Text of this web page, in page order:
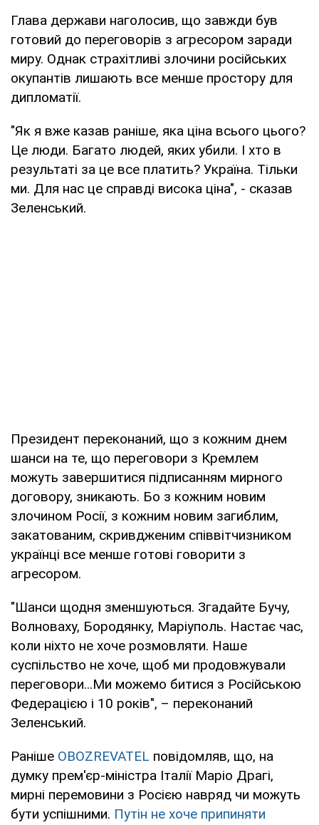
Глава держави наголосив, що завжди був
готовий до переговорів з агресором заради
миру. Однак страхітливі злочини російських
окупантів лишають все менше простору для
дипломатії.
"Як я вже казав раніше, яка ціна всього цього?
Це люди. Багато людей, яких убили. І хто в
результаті за це все платить? Україна. Тільки
ми. Для нас це справді висока ціна", - сказав
Зеленський.
Президент переконаний, що з кожним днем
шанси на те, що переговори з Кремлем
можуть завершитися підписанням мирного
договору, зникають. Бо з кожним новим
злочином Росії, з кожним новим загиблим,
закатованим, скривдженим співвітчизником
українці все менше готові говорити з
агресором.
"Шанси щодня зменшуються. Згадайте Бучу,
Волноваху, Бородянку, Маріуполь. Настає час,
коли ніхто не хоче розмовляти. Наше
суспільство не хоче, щоб ми продовжували
переговори...Ми можемо битися з Російською
Федерацією і 10 років", – переконаний
Зеленський.
Раніше OBOZREVATEL повідомляв, що, на
думку прем'єр-міністра Італії Маріо Драгі,
мирні перемовини з Росією навряд чи можуть
бути успішними. Путін не хоче припиняти